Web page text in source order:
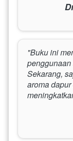
"Buku ini
Sekarang,
aroma